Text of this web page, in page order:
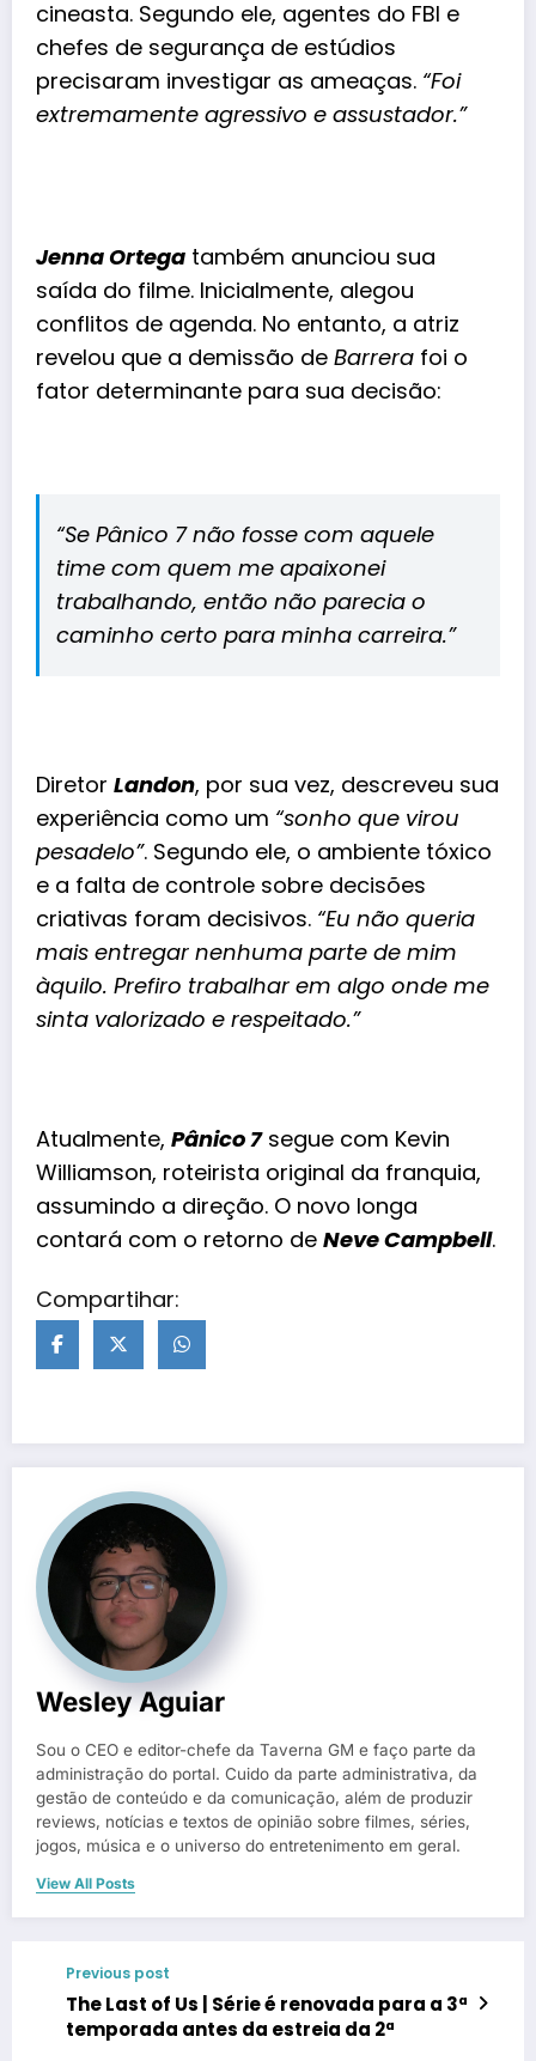
cineasta. Segundo ele, agentes do FBI e
chefes de segurança de estúdios
precisaram investigar as ameaças. “Foi
extremamente agressivo e assustador.”
Jenna Ortega também anunciou sua
saída do filme. Inicialmente, alegou
conflitos de agenda. No entanto, a atriz
revelou que a demissão de Barrera foi o
fator determinante para sua decisão:
“Se Pânico 7 não fosse com aquele
time com quem me apaixonei
trabalhando, então não parecia o
caminho certo para minha carreira.”
Diretor Landon, por sua vez, descreveu sua
experiência como um “sonho que virou
pesadelo”. Segundo ele, o ambiente tóxico
e a falta de controle sobre decisões
criativas foram decisivos. “Eu não queria
mais entregar nenhuma parte de mim
àquilo. Prefiro trabalhar em algo onde me
sinta valorizado e respeitado.”
Atualmente, Pânico 7segue com Kevin
Williamson, roteirista original da franquia,
assumindo a direção. O novo longa
contará com o retorno de Neve Campbell.
Compartihar:
Wesley Aguiar
Sou o CEO e editor-chefe da Taverna GM e faço parte da
administração do portal. Cuido da parte administrativa, da
gestão de conteúdo e da comunicação, além de produzir
reviews, notícias e textos de opinião sobre filmes, séries,
jogos, música e o universo do entretenimento em geral.
View All Posts
Previous post
The Last of Us | Série é renovada para a 3ª
temporada antes da estreia da 2ª